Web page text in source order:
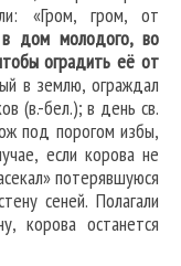
«Гром, гром, от
в дом молодого, во
оградить её от
в землю, ограждал
(в.-бел.); в день св.
под порогом избы,
если корова не
потерявшуюся
сеней. Полагали
корова останется